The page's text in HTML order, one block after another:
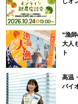
“漁
大人
ト
高温
バイ